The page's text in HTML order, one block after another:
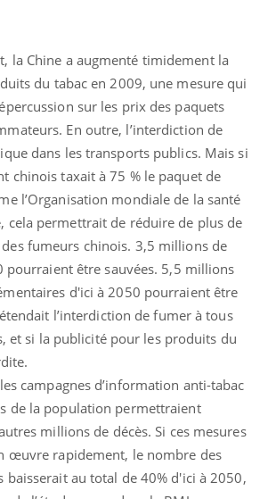
la Chine a augmenté timidement la
du tabac en 2009, une mesure qui
sur les prix des paquets
En outre, l’interdiction de
dans les transports publics. Mais si
chinois taxait à 75 % le paquet de
l’Organisation mondiale de la santé
cela permettrait de réduire de plus de
fumeurs chinois. 3,5 millions de
pourraient être sauvées. 5,5 millions
d'ici à 2050 pourraient être
l’interdiction de fumer à tous
et si la publicité pour les produits du
campagnes d’information anti-tabac
de la population permettraient
millions de décès. Si ces mesures
œuvre rapidement, le nombre des
baisserait au total de 40% d'ici à 2050,